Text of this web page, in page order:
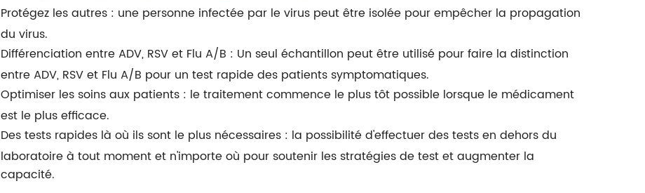
Protégez les autres : une personne infectée par le virus peut être isolée pour empêcher la propagation
du virus.
Différenciation entre ADV, RSV et Flu A/B : Un seul échantillon peut être utilisé pour faire la distinction
entre ADV, RSV et Flu A/B pour un test rapide des patients symptomatiques.
Optimiser les soins aux patients : le traitement commence le plus tôt possible lorsque le médicament
est le plus efficace.
Des tests rapides là où ils sont le plus nécessaires : la possibilité d'effectuer des tests en dehors du
laboratoire à tout moment et n'importe où pour soutenir les stratégies de test et augmenter la
capacité.